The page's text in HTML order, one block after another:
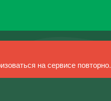
на сервисе повторно.